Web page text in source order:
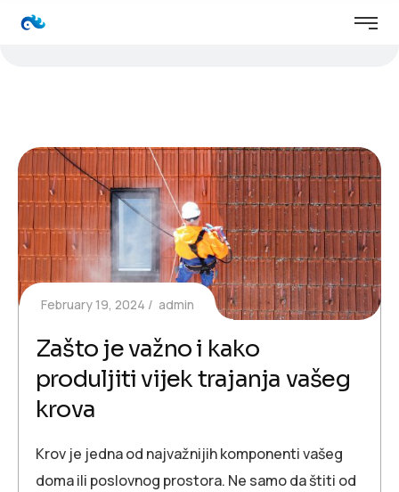
February 19, 2024 admin
Zašto je važno i kako
produljiti vijek trajanja vašeg
krova
Krov je jedna od najvažnijih komponenti vašeg
doma ili poslovnog prostora. Ne samo da štiti od